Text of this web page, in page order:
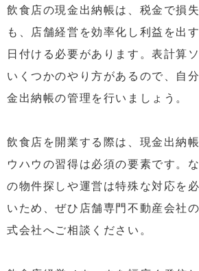
飲食店の現金出納帳は、税金で損
も、店舗経営を効率化し利益を出
日付ける必要があります。表計算
いくつかのやり方があるので、自
金出納帳の管理を行いましょう。
飲食店を開業する際は、現金出納
ウハウの習得は必須の要素です。
の物件探しや運営は特殊な対応を
いため、ぜひ店舗専門不動産会社
式会社へご相談ください。